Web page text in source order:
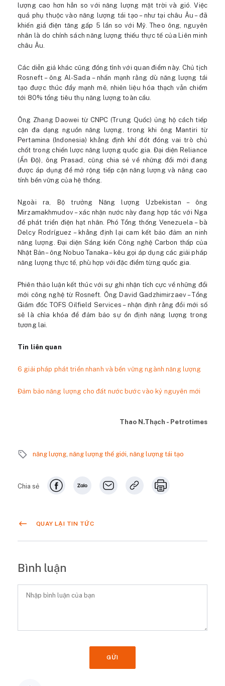
lượng cao hơn hẳn so với năng lượng mặt trời và gió. Việc
quá phụ thuộc vào năng lượng tái tạo – như tại châu Âu – đã
khiến giá điện tăng gấp 5 lần so với Mỹ. Theo ông, nguyên
nhân là do chính sách năng lượng thiếu thực tế của Liên minh
châu Âu.
Các diễn giả khác cũng đồng tình với quan điểm này. Chủ tịch
Rosneft – ông Al-Sada – nhấn mạnh rằng dù năng lượng tái
tạo được thúc đẩy mạnh mẽ, nhiên liệu hóa thạch vẫn chiếm
tới 80% tổng tiêu thụ năng lượng toàn cầu.
Ông Zhang Daowei từ CNPC (Trung Quốc) ủng hộ cách tiếp
cận đa dạng nguồn năng lượng, trong khi ông Mantiri từ
Pertamina (Indonesia) khẳng định khí đốt đóng vai trò chủ
chốt trong chiến lược năng lượng quốc gia. Đại diện Reliance
(Ấn Độ), ông Prasad, cũng chia sẻ về những đổi mới đang
được áp dụng để mở rộng tiếp cận năng lượng và nâng cao
tính bền vững của hệ thống.
Ngoài ra, Bộ trưởng Năng lượng Uzbekistan – ông
Mirzamakhmudov – xác nhận nước này đang hợp tác với Nga
để phát triển điện hạt nhân. Phó Tổng thống Venezuela – bà
Delcy Rodríguez – khẳng định lại cam kết bảo đảm an ninh
năng lượng. Đại diện Sáng kiến Công nghệ Carbon thấp của
Nhật Bản – ông Nobuo Tanaka – kêu gọi áp dụng các giải pháp
năng lượng thực tế, phù hợp với đặc điểm từng quốc gia.
Phiên thảo luận kết thúc với sự ghi nhận tích cực về những đổi
mới công nghệ từ Rosneft. Ông David Gadzhimirzaev – Tổng
Giám đốc TOFS Oilfield Services – nhận định rằng đổi mới số
sẽ là chìa khóa để đảm bảo sự ổn định năng lượng trong
tương lai.
Tin liên quan
6 giải pháp phát triển nhanh và bền vững ngành năng lượng
Đảm bảo năng lượng cho đất nước bước vào kỷ nguyên mới
Thao N.Thạch - Petrotimes
năng lượng, năng lượng thế giới, năng lượng tái tạo
Chia sẻ
QUAY LẠI TIN TỨC
Bình luận
GỬI